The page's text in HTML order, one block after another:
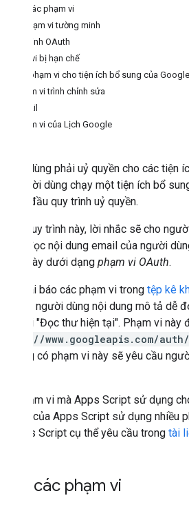
Xem các phạm vi
Đặt phạm vi tường minh
Xác minh OAuth
Phạm vi bị hạn chế
Chọn phạm vi cho tiện ích bổ sung của
Phạm vi trình chỉnh sửa
Gmail
Phạm vi của Lịch Google
Người dùng phải uỷ quyền cho các
Khi người dùng chạy một tiện ích bổ
để bắt đầu quy trình uỷ quyền.
Trong quy trình này, lời nhắc sẽ cho
quyền đọc nội dung email của người
quyền này dưới dạng phạm vi OAuth.
Bạn khai báo các phạm vi trong tệp kê
bày cho người dùng nội dung mô tả dễ
phạm vi "Đọc thư hiện tại". Phạm vi
https://www.googleapis.com/
bổ sung có phạm vi này sẽ yêu cầu
Các phạm vi mà Apps Script sử dụng
của Apps Script sử dụng nhiều
vụ Apps Script cụ thể yêu cầu trong tài
Xem các phạm vi